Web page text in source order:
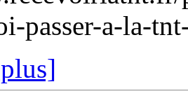
passer-a-la-